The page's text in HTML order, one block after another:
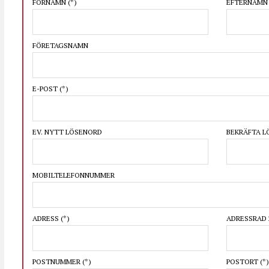
FÖRNAMN (*) EFTERNAMN
FÖRETAGSNAMN
E-POST (*)
EV. NYTT LÖSENORD BEKRÄFTA
MOBILTELEFONNUMMER
ADRESS (*) ADRESSRAD
POSTNUMMER (*) POSTORT (*)